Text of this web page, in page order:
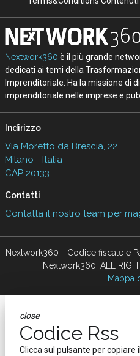
Nextwork360 è il più grande
dedicati ai temi della
Imprenditoriale. Ha la missione di
imprenditoriale nelle imprese e
Indirizzo
Via Moretto da Brescia, 22
Milano - Italia
CAP 20133
Contatti
Contatta il nostro team per
Nextwork360 - Codice fiscale e
Nextwork360. ALL
Mappa
close
Codice Rss
Clicca sul pulsante per copiare